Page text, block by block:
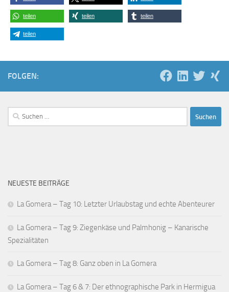
teilen teilen teilen
teilen
FOLGEN:
Suchen
nach:
NEUESTE BEITRÄGE
La Gomera – Tag 10: Letzter Urlaubstag und echte Abenteurer
La Gomera – Tag 9: Ziegenkäse und Palmhonig – Kanarische
Spezialitäten
La Gomera – Tag 8: Ganz oben in La Gomera
La Gomera – Tag 6 & 7: Der ethnographische Park in Hermigua